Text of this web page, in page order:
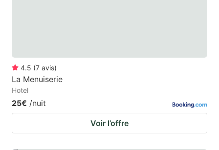
4.5 (7 avis)
La Menuiserie
Hotel
25€ /nuit
Voir l’offre